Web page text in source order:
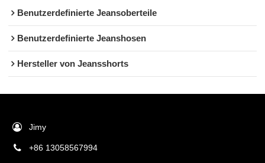
Benutzerdefinierte Jeansoberteile
Benutzerdefinierte Jeanshosen
Hersteller von Jeansshorts
Jimy
+86 13058567994